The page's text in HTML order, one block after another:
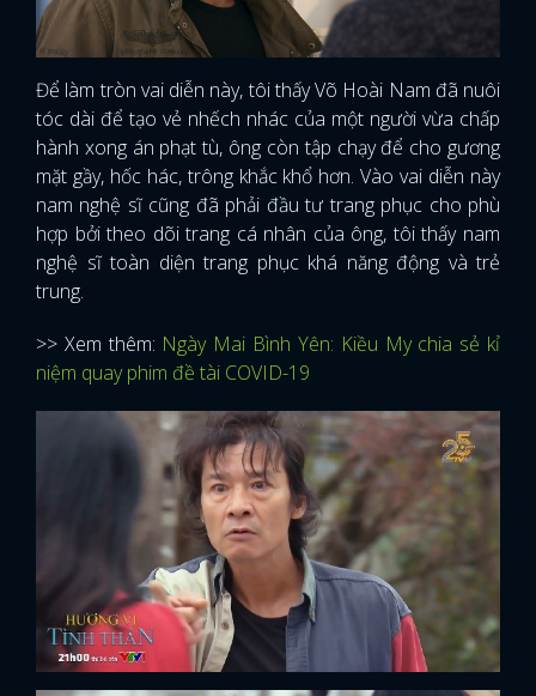
Để làm tròn vai diễn này, tôi thấy Võ Hoài Nam đã nuôi
tóc dài để tạo vẻ nhếch nhác của một người vừa chấp
hành xong án phạt tù, ông còn tập chạy để cho gương
mặt gầy, hốc hác, trông khắc khổ hơn. Vào vai diễn này
nam nghệ sĩ cũng đã phải đầu tư trang phục cho phù
hợp bởi theo dõi trang cá nhân của ông, tôi thấy nam
nghệ sĩ toàn diện trang phục khá năng động và trẻ
trung.
>> Xem thêm: Ngày Mai Bình Yên: Kiều My chia sẻ kỉ
niệm quay phim đề tài COVID-19